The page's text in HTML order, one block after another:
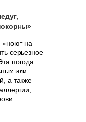
«ноют на
серьезное
погода
или
а также